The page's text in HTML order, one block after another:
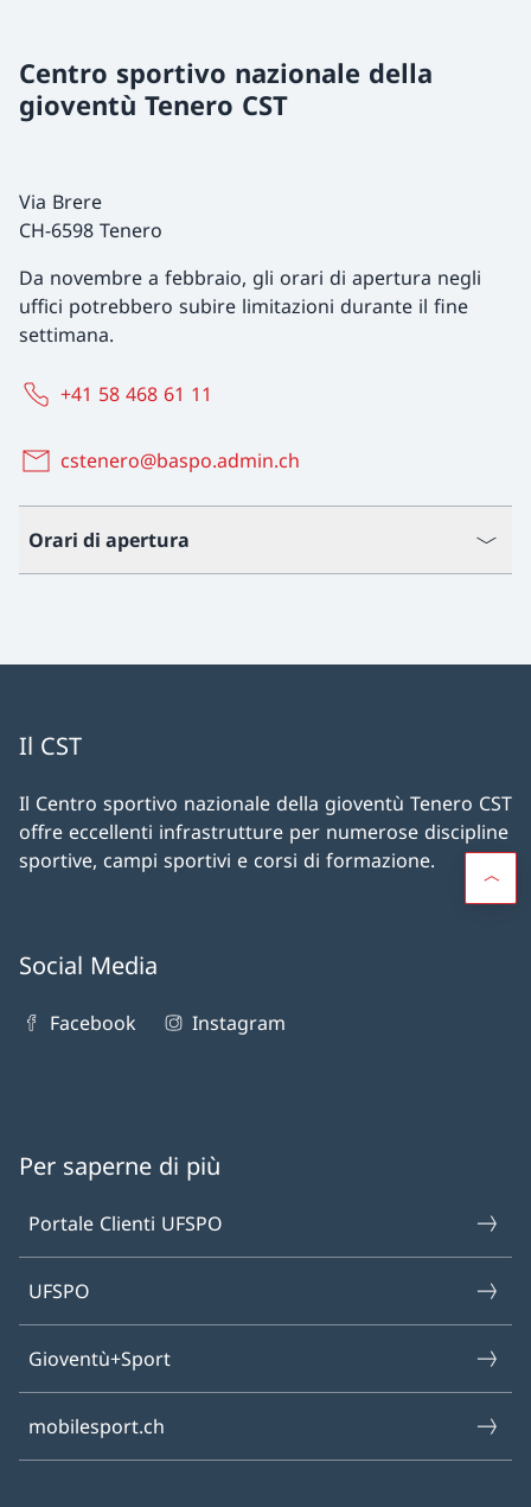
Centro sportivo nazionale della
gioventù Tenero CST
Via Brere
CH-6598 Tenero
Da novembre a febbraio, gli orari di apertura negli
uffici potrebbero subire limitazioni durante il fine
settimana.
+41 58 468 61 11
cstenero@baspo.admin.ch
Orari di apertura
Il CST
Il Centro sportivo nazionale della gioventù Tenero CST
offre eccellenti infrastrutture per numerose discipline
sportive, campi sportivi e corsi di formazione.
Social Media
Facebook Instagram
Per saperne di più
Portale Clienti UFSPO
UFSPO
Gioventù+Sport
mobilesport.ch